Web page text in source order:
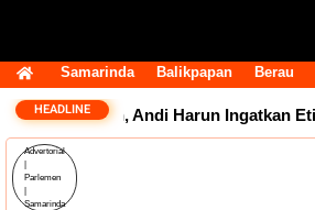
Samarinda Balikpapan Berau
HEADLINE
Sorotan, Andi Harun Ingatkan
Advertorial
Parlemen
Samarinda